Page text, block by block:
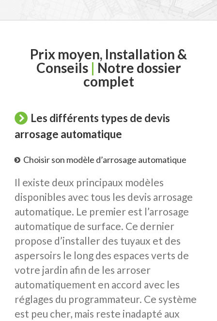
Prix moyen, Installation &
Conseils | Notre dossier
complet
Les différents types de devis
arrosage automatique
Choisir son modèle d’arrosage automatique
Il existe deux principaux modèles
disponibles avec tous les devis arrosage
automatique. Le premier est l’arrosage
automatique de surface. Ce dernier
propose d’installer des tuyaux et des
aspersoirs le long des espaces verts de
votre jardin afin de les arroser
automatiquement en accord avec les
réglages du programmateur. Ce système
est peu cher, mais reste inadapté aux